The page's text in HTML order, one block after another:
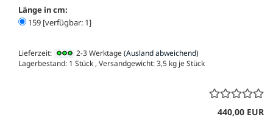
Länge in cm:
159 [verfügbar: 1]
Lieferzeit: 2-3 Werktage(Ausland abweichend)
Lagerbestand: 1 Stück , Versandgewicht:3,5 kg je Stück
440,00 EUR